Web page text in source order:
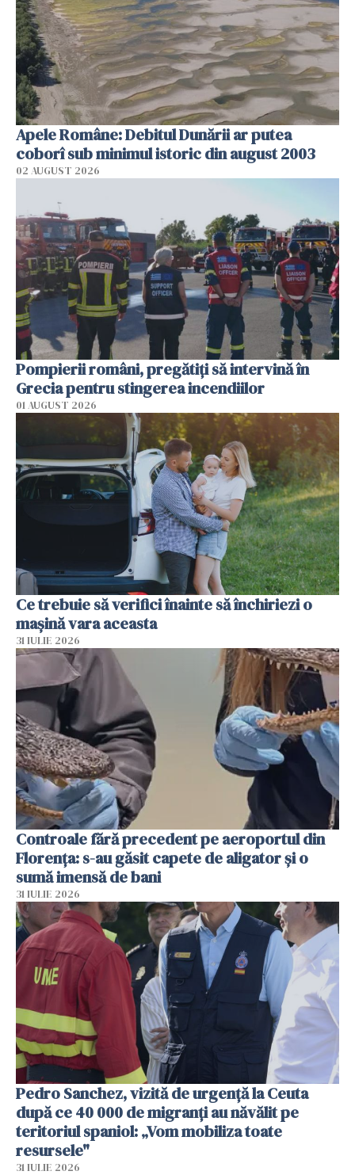
Apele Române: Debitul Dunării ar putea
coborî sub minimul istoric din august 2003
02 AUGUST 2026
Pompierii români, pregătiţi să intervină în
Grecia pentru stingerea incendiilor
01 AUGUST 2026
Ce trebuie să verifici înainte să închiriezi o
mașină vara aceasta
31 IULIE 2026
Controale fără precedent pe aeroportul din
Florența: s-au găsit capete de aligator și o
sumă imensă de bani
31 IULIE 2026
Pedro Sanchez, vizită de urgență la Ceuta
după ce 40 000 de migranți au năvălit pe
teritoriul spaniol: „Vom mobiliza toate
resursele"
31 IULIE 2026